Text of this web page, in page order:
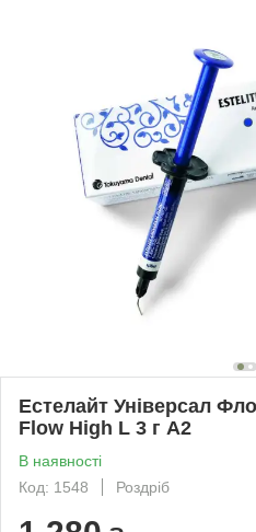
Естелайт Універсал
Flow High L 3 г A2
В наявності
Код: 1548
Роздріб